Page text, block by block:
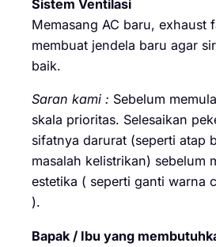
Sistem Ventilasi
Memasang AC baru, exhaust
membuat jendela baru agar
baik.
Saran kami : Sebelum
skala prioritas. Selesaikan
sifatnya darurat (seperti atap
masalah kelistrikan) sebelum
estetika ( seperti ganti warna
).
Bapak / Ibu yang